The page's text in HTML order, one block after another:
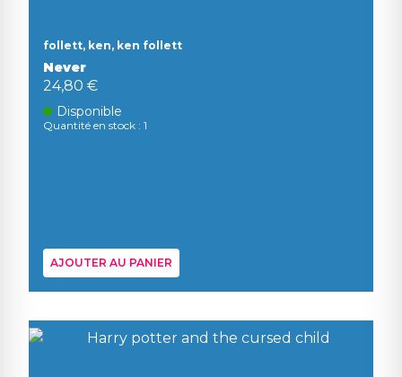
follett, ken, ken follett
Never
24,80 €
Disponible
Quantité en stock : 1
AJOUTER AU PANIER